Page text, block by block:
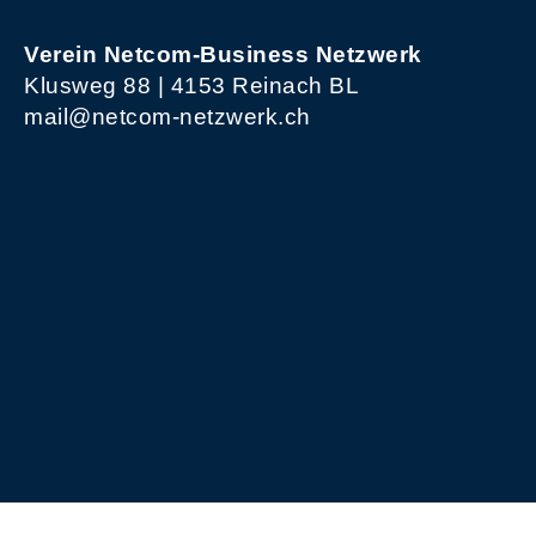
Verein Netcom-Business Netzwerk
Klusweg 88 | 4153 Reinach BL
mail@netcom-netzwerk.ch